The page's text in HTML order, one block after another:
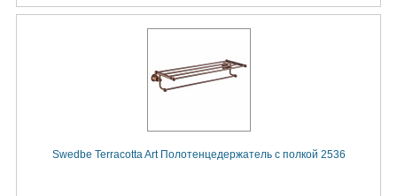
Swedbe Terracotta Art Полотенцедержатель с полкой 2536